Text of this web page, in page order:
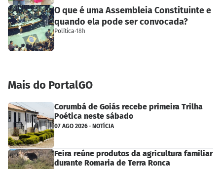
O que é uma Assembleia Constituinte e
quando ela pode ser convocada?
Política·18h
Mais do PortalGO
Corumbá de Goiás recebe primeira Trilha
Poética neste sábado
07 AGO 2026 · NOTÍCIA
Feira reúne produtos da agricultura familiar
durante Romaria de Terra Ronca